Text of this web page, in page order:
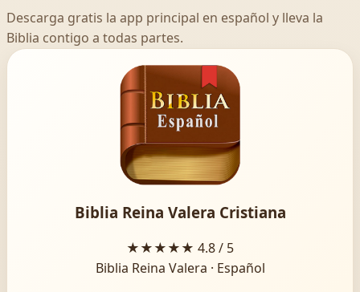
Descarga gratis la app principal en español y lleva la
Biblia contigo a todas partes.
Biblia Reina Valera Cristiana
★★★★★ 4.8 / 5
Biblia Reina Valera · Español